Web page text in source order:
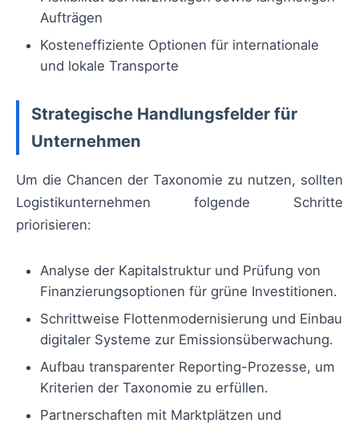
Aufträgen
Kosteneffiziente Optionen für internationale
und lokale Transporte
Strategische Handlungsfelder für
Unternehmen
Um die Chancen der Taxonomie zu nutzen, sollten
Logistikunternehmen folgende Schritte
priorisieren:
Analyse der Kapitalstruktur und Prüfung von
Finanzierungsoptionen für grüne Investitionen.
Schrittweise Flottenmodernisierung und Einbau
digitaler Systeme zur Emissionsüberwachung.
Aufbau transparenter Reporting-Prozesse, um
Kriterien der Taxonomie zu erfüllen.
Partnerschaften mit Marktplätzen und